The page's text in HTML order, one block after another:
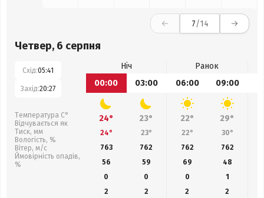
7/14
Четвер, 6 серпня
Схід:05:41
Захід:20:27
Температура С°
Відчувається як
Тиск, мм
Вологість, %
Вітер, м/с
Ймовірність опадів,
%
Ніч
Ранок
00:00
03:00 06:00 09:00
24° 23° 22° 29°
24° 23° 22° 30°
763
762 762 762
56
59 69 48
0
0 0
1
2
2 2 2